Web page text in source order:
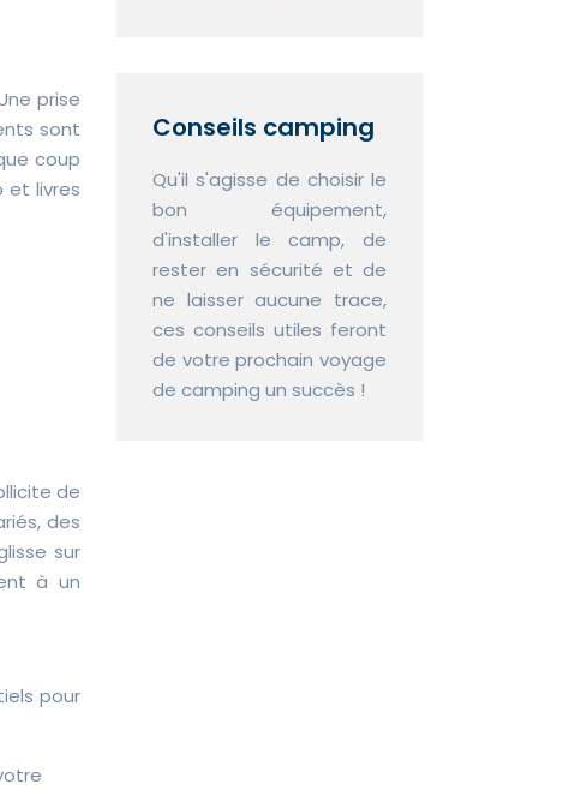
prise
sont
coup
et livres
de
des
sur
à un
pour
Conseils camping
Qu'il s'agisse de choisir le
bon équipement,
d'installer le camp, de
rester en sécurité et de
ne laisser aucune trace,
ces conseils utiles feront
de votre prochain voyage
de camping un succès !